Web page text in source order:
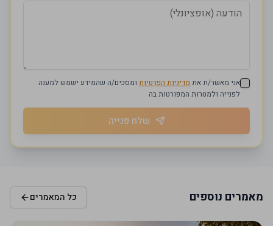
אני מאשר/ת את מדיניות הפרטיות ומסכים/ה שהמידע ישמש למענה
לפנייה ולמטרות המפורטות בה
שלח פנייה
מאמרים נוספים כל המאמרים